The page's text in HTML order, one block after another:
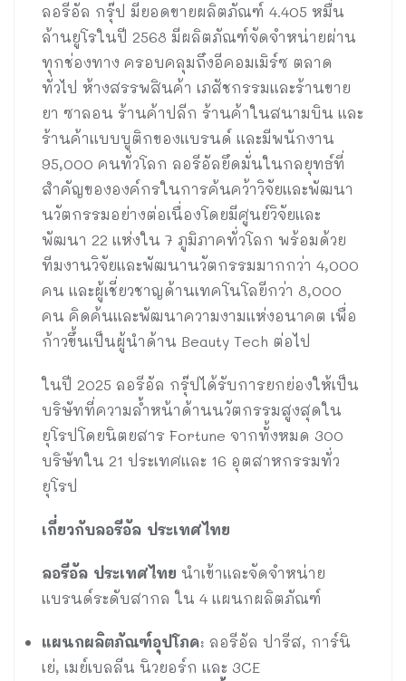
ลอรีอัล กรุ๊ป มียอดขายผลิตภัณฑ์ 4.405 หมื่น
ล้านยูโรในปี 2568 มีผลิตภัณฑ์จัดจำหน่ายผ่าน
ทุกช่องทาง ครอบคลุมถึงอีคอมเมิร์ซ ตลาด
ทั่วไป ห้างสรรพสินค้า เภสัชกรรมและร้านขาย
ยา ซาลอน ร้านค้าปลีก ร้านค้าในสนามบิน และ
ร้านค้าแบบบูติกของแบรนด์ และมีพนักงาน
95,000 คนทั่วโลก ลอรีอัลยึดมั่นในกลยุทธ์ที่
สำคัญขององค์กรในการค้นคว้าวิจัยและพัฒนา
นวัตกรรมอย่างต่อเนื่องโดยมีศูนย์วิจัยและ
พัฒนา 22 แห่งใน 7 ภูมิภาคทั่วโลก พร้อมด้วย
ทีมงานวิจัยและพัฒนานวัตกรรมมากกว่า 4,000
คน และผู้เชี่ยวชาญด้านเทคโนโลยีกว่า 8,000
คน คิดค้นและพัฒนาความงามแห่งอนาคต เพื่อ
ก้าวขึ้นเป็นผู้นำด้าน Beauty Tech ต่อไป
ในปี 2025 ลอรีอัล กรุ๊ปได้รับการยกย่องให้เป็น
บริษัทที่ความล้ำหน้าด้านนวัตกรรมสูงสุดใน
ยุโรปโดยนิตยสาร Fortune จากทั้งหมด 300
บริษัทใน 21 ประเทศและ 16 อุตสาหกรรมทั่ว
ยุโรป
เกี่ยวกับลอรีอัล ประเทศไทย
ลอรีอัล ประเทศไทย นำเข้าและจัดจำหน่าย
แบรนด์ระดับสากล ใน 4 แผนกผลิตภัณฑ์
แผนกผลิตภัณฑ์อุปโภค: ลอรีอัล ปารีส, การ์นิ
เย่, เมย์เบลลีน นิวยอร์ก และ 3CE